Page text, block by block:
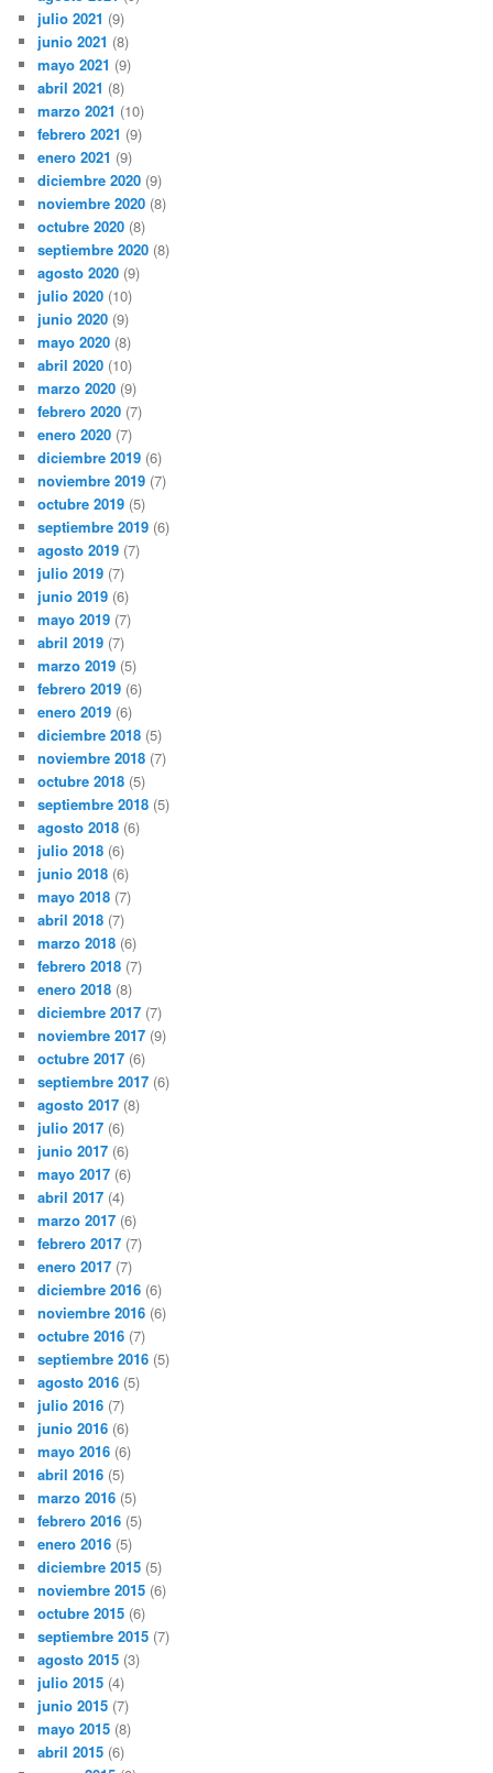
julio 2021 (9)
junio 2021 (8)
mayo 2021 (9)
abril 2021 (8)
marzo 2021 (10)
febrero 2021 (9)
enero 2021 (9)
diciembre 2020 (9)
noviembre 2020 (8)
octubre 2020 (8)
septiembre 2020 (8)
agosto 2020 (9)
julio 2020 (10)
junio 2020 (9)
mayo 2020 (8)
abril 2020 (10)
marzo 2020 (9)
febrero 2020 (7)
enero 2020 (7)
diciembre 2019 (6)
noviembre 2019 (7)
octubre 2019 (5)
septiembre 2019 (6)
agosto 2019 (7)
julio 2019 (7)
junio 2019 (6)
mayo 2019 (7)
abril 2019 (7)
marzo 2019 (5)
febrero 2019 (6)
enero 2019 (6)
diciembre 2018 (5)
noviembre 2018 (7)
octubre 2018 (5)
septiembre 2018 (5)
agosto 2018 (6)
julio 2018 (6)
junio 2018 (6)
mayo 2018 (7)
abril 2018 (7)
marzo 2018 (6)
febrero 2018 (7)
enero 2018 (8)
diciembre 2017 (7)
noviembre 2017 (9)
octubre 2017 (6)
septiembre 2017 (6)
agosto 2017 (8)
julio 2017 (6)
junio 2017 (6)
mayo 2017 (6)
abril 2017 (4)
marzo 2017 (6)
febrero 2017 (7)
enero 2017 (7)
diciembre 2016 (6)
noviembre 2016 (6)
octubre 2016 (7)
septiembre 2016 (5)
agosto 2016 (5)
julio 2016 (7)
junio 2016 (6)
mayo 2016 (6)
abril 2016 (5)
marzo 2016 (5)
febrero 2016 (5)
enero 2016 (5)
diciembre 2015 (5)
noviembre 2015 (6)
octubre 2015 (6)
septiembre 2015 (7)
agosto 2015 (3)
julio 2015 (4)
junio 2015 (7)
mayo 2015 (8)
abril 2015 (6)